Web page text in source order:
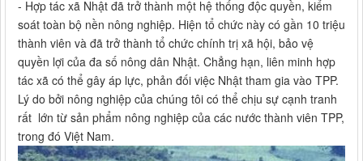
- Hợp tác xã Nhật đã trở thành một hệ thống độc quyền, kiểm
soát toàn bộ nền nông nghiệp. Hiện tổ chức này có gần 10 triệu
thành viên và đã trở thành tổ chức chính trị xã hội, bảo vệ
quyền lợi của đa số nông dân Nhật. Chẳng hạn, liên minh hợp
tác xã có thể gây áp lực, phản đối việc Nhật tham gia vào TPP.
Lý do bởi nông nghiệp của chúng tôi có thể chịu sự cạnh tranh
rất lớn từ sản phẩm nông nghiệp của các nước thành viên TPP,
trong đó Việt Nam.